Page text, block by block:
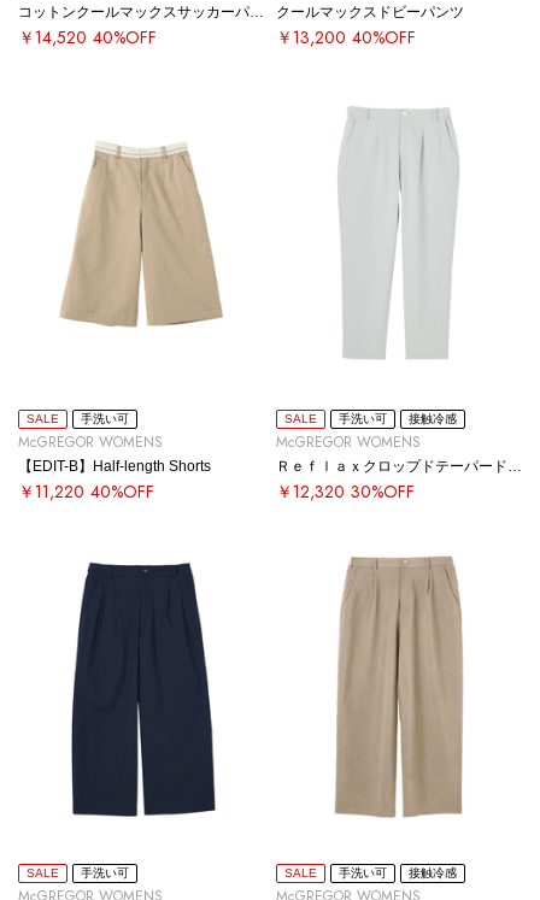
コットンクールマックスサッカーパンツ
￥14,520 40%OFF
クールマックスドビーパンツ
￥13,200 40%OFF
SALE 手洗い可
McGREGOR WOMENS
【EDIT-B】Half-length Shorts
￥11,220 40%OFF
SALE 手洗い可 接触冷感
McGREGOR WOMENS
￥12,320 30%OFF
SALE 手洗い可 SALE 手洗い可 接触冷感